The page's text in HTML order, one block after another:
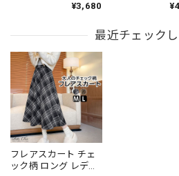
ツフリル シアー ハイ
ム ボリューム ミモレ
韓国風 きれいめ フェ
ミニン 大人 ガーリー
春夏秋 [LS-CGK022]
¥3,680
ング丈 裾プリー
イウエスト ウエ
最近チェック
フレアスカート チェ
ック柄 ロング レディ